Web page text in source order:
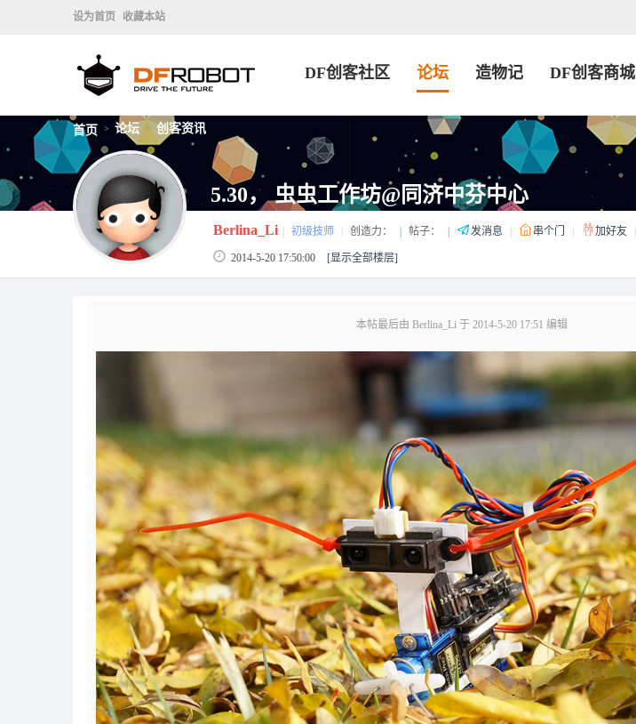
设为首页 收藏本站
DF创客社区 论坛 造物记 DF创客商城
首页 > 论坛 > 创客资讯
5.30， 虫虫工作坊@同济中芬中心
Berlina_Li 初级技师 创造力： 帖子： 发消息 串个门 加好友
2014-5-20 17:50:00 [显示全部楼层]
本帖最后由 Berlina_Li 于 2014-5-20 17:51 编辑